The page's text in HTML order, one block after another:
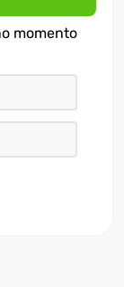
momento